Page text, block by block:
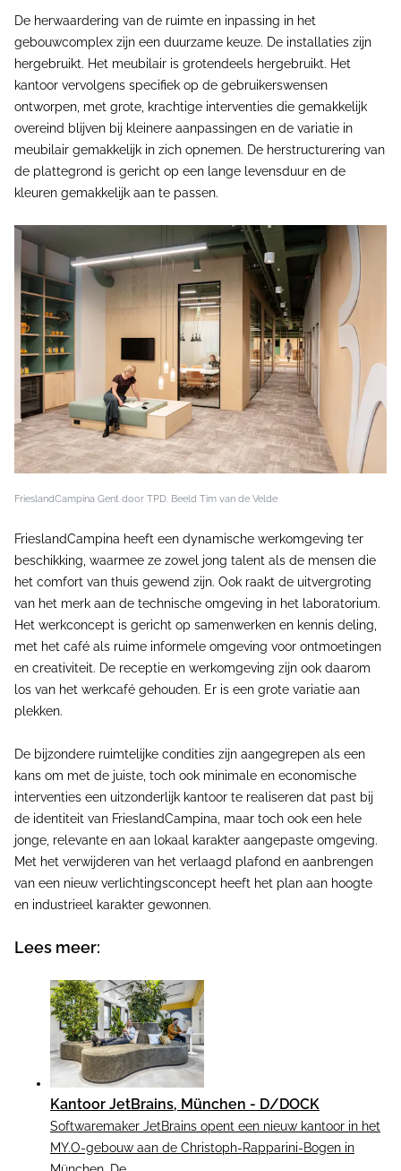
De herwaardering van de ruimte en inpassing in het
gebouwcomplex zijn een duurzame keuze. De installaties zijn
hergebruikt. Het meubilair is grotendeels hergebruikt. Het
kantoor vervolgens specifiek op de gebruikerswensen
ontworpen, met grote, krachtige interventies die gemakkelijk
overeind blijven bij kleinere aanpassingen en de variatie in
meubilair gemakkelijk in zich opnemen. De herstructurering van
de plattegrond is gericht op een lange levensduur en de
kleuren gemakkelijk aan te passen.
FrieslandCampina Gent door TPD. Beeld Tim van de Velde
FrieslandCampina heeft een dynamische werkomgeving ter
beschikking, waarmee ze zowel jong talent als de mensen die
het comfort van thuis gewend zijn. Ook raakt de uitvergroting
van het merk aan de technische omgeving in het laboratorium.
Het werkconcept is gericht op samenwerken en kennis deling,
met het café als ruime informele omgeving voor ontmoetingen
en creativiteit. De receptie en werkomgeving zijn ook daarom
los van het werkcafé gehouden. Er is een grote variatie aan
plekken.
De bijzondere ruimtelijke condities zijn aangegrepen als een
kans om met de juiste, toch ook minimale en economische
interventies een uitzonderlijk kantoor te realiseren dat past bij
de identiteit van FrieslandCampina, maar toch ook een hele
jonge, relevante en aan lokaal karakter aangepaste omgeving.
Met het verwijderen van het verlaagd plafond en aanbrengen
van een nieuw verlichtingsconcept heeft het plan aan hoogte
en industrieel karakter gewonnen.
Lees meer:
Kantoor JetBrains, München - D/DOCK
Softwaremaker JetBrains opent een nieuw kantoor in het
MY.O-gebouw aan de Christoph-Rapparini-Bogen in